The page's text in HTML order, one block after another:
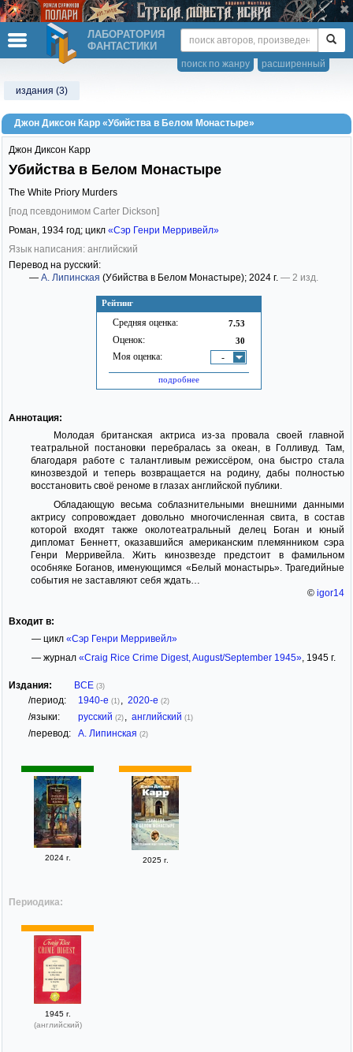
ЛАБОРАТОРИЯ
ФАНТАСТИКИ
расширенный
поиск по жанру
издания (3)
Джон Диксон Карр «Убийства в Белом Монастыре»
Рейтинг
Средняя оценка: 7.53
Оценок: 30
Моя оценка: -
подробнее
Джон Диксон Карр
Убийства в Белом Монастыре
The White Priory Murders
[под псевдонимом Carter Dickson]
Роман, 1934 год; цикл «Сэр Генри Мерривейл»
Язык написания: английский
Перевод на русский:
— А. Липинская (Убийства в Белом Монастыре); 2024 г. — 2 изд.
Аннотация:
Молодая британская актриса из-за провала своей главной
театральной постановки перебралась за океан, в Голливуд. Там,
благодаря работе с талантливым режиссёром, она быстро стала
кинозвездой и теперь возвращается на родину, дабы полностью
восстановить своё реноме в глазах английской публики.
Обладающую весьма соблазнительными внешними данными
актрису сопровождает довольно многочисленная свита, в состав
которой входят также околотеатральный делец Боган и юный
дипломат Беннетт, оказавшийся американским племянником сэра
Генри Мерривейла. Жить кинозвезде предстоит в фамильном
особняке Боганов, именующимся «Белый монастырь». Трагедийные
события не заставляют себя ждать…
© igor14
Входит в:
— цикл «Сэр Генри Мерривейл»
— журнал «Craig Rice Crime Digest, August/September 1945», 1945 г.
Издания: ВСЕ (3)
/период: 1940-е (1) 2020-е (2)
/языки: русский (2) английский (1)
/перевод: А. Липинская (2)
2024 г. 2025 г.
Периодика:
1945 г.
(английский)